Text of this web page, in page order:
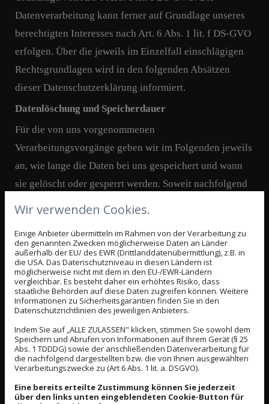
Datenverarbeitung kann ferner auf Grundlage unseres
berechtigten Interesses nach Art. 6 Abs. 1 lit. f DS-GVO
erfolgen. Über die jeweils im Einzelfall einschlägigen
Rechtsgrundlagen wird in den folgenden Absätzen
dieser Datenschutzerklärung informiert.
Datenlöschung und Speicherdauer
Für die von uns vorgenommenen
Verarbeitungsvorgänge geben wir im Folgenden jeweils
an, wie lange die Daten bei uns gespeichert und wann
sie gelöscht oder gesperrt werden. Soweit nachfolgend
gesperrt, sobald der Zweck oder die Rechtsgrundlage
für die Speicherung entfällt, es sei denn es bestehen
handels- oder steuerrechtliche
Aufbewahrungspflichten. Wenn Sie ein berechtigtes
Löschersuchen geltend machen oder eine Einwilligung
zur Datenverarbeitung widerrufen, werden Ihre Daten
gelöscht, sofern wir keine anderen rechtlich zulässigen
Gründe für die Speicherung Ihrer personenbezogenen
Daten haben (z. B. steuer- oder handelsrechtliche
Aufbewahrungsfristen); im letztgenannten Fall erfolgt
Wir verwenden Cookies.
Einige Anbieter übermitteln im Rahmen von der Verarbeitung zu
den genannten Zwecken möglicherweise Daten an Länder
außerhalb der EU/ des EWR (Drittlanddatenübermittlung), z.B. in
die USA. Das Datenschutzniveau in diesen Ländern ist
möglicherweise nicht mit dem in den EU-/EWR-Ländern
vergleichbar. Es besteht daher ein erhöhtes Risiko, dass
staatliche Behörden auf diese Daten zugreifen können. Weitere
Informationen zu Sicherheitsgarantien finden Sie in den
Datenschutzrichtlinien des jeweiligen Anbieters.
Indem Sie auf „ALLE ZULASSEN" klicken, stimmen Sie sowohl dem
Speichern und Abrufen von Informationen auf Ihrem Gerät (§ 25
Abs. 1 TDDDG) sowie der anschließenden Datenverarbeitung für
die nachfolgend dargestellten bzw. die von Ihnen ausgewählten
Verarbeitungszwecke zu (Art 6 Abs. 1 lit. a. DSGVO).
Eine bereits erteilte Zustimmung können Sie jederzeit
über den links unten eingeblendeten Cookie-Button für